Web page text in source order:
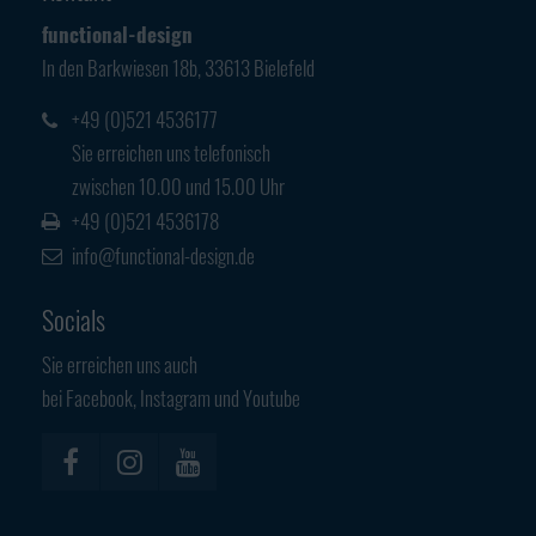
+44 1234 567 890
Drop us a line
info@yourdomain.com
About us
Lorem ipsum dolor sit amet, consectetuer
natoque penatibus et magnis dis parturient montes, nascetur
ridiculus mus. Donec quam felis, ultricies nec.
functional-design
In den Barkwiesen 18b, 33613 Bielefeld
+49 (0)521 4536177
Sie erreichen uns telefonisch
zwischen 10.00 und 15.00 Uhr
+49 (0)521 4536178
info@functional-design.de
Socials
Sie erreichen uns auch
bei Facebook, Instagram und Youtube